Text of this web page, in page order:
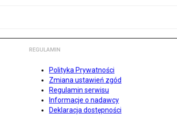
REGULAMIN
Polityka Prywatności
Zmiana ustawień zgód
Regulamin serwisu
Informacje o nadawcy
Deklaracja dostępności